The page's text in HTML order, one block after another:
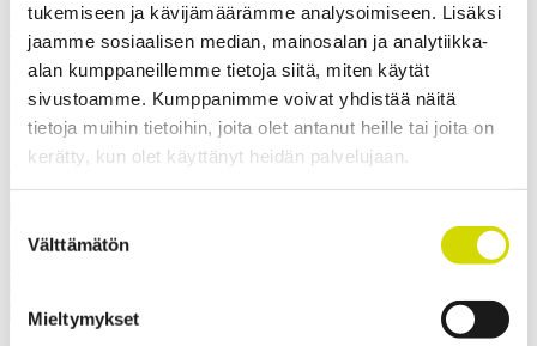
tukemiseen ja kävijämäärämme analysoimiseen. Lisäksi
jaamme sosiaalisen median, mainosalan ja analytiikka-
alan kumppaneillemme tietoja siitä, miten käytät
sivustoamme. Kumppanimme voivat yhdistää näitä
tietoja muihin tietoihin, joita olet antanut heille tai joita on
kerätty, kun olet käyttänyt heidän palvelujaan.
valinta
Välttämätön
Mieltymykset
Yhteensopivuus:Cubo E
Tuotekoodi:EASP505030Sähkönumero:N/A
Casemet vakiokotelosarjan Cubo E -kotelot soveltuvat
ominaisuuksiensa ansiosta erinomaisesti suojamaan
sähköjärjestelmiä – ne ovat hyvä valinta esimerkiksi sähkökaapiksi
tai kytkinkoteloksi. Kotelon ominaisuudet, kuten korkeat IP- ja IK-
luokat, laaja kokovalikoima ja salvallinen ovi, tarjoavat paljon
erilaisia käyttö- ja kustomointimahdollisuuksia.
✓ Soveltuu ulkokäyttöön
Lisätiedot
Ladattavat materiaalit